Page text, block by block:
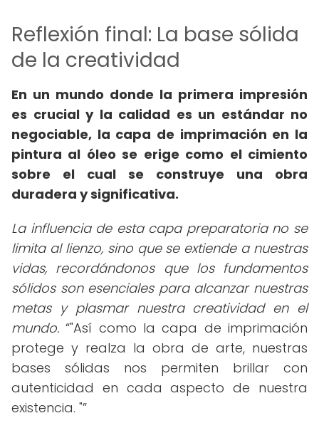
Reflexión final: La base sólida
de la creatividad
En un mundo donde la primera impresión
es crucial y la calidad es un estándar no
negociable, la capa de imprimación en la
pintura al óleo se erige como el cimiento
sobre el cual se construye una obra
duradera y significativa.
La influencia de esta capa preparatoria no se
limita al lienzo, sino que se extiende a nuestras
vidas, recordándonos que los fundamentos
sólidos son esenciales para alcanzar nuestras
metas y plasmar nuestra creatividad en el
mundo.
"Así como la capa de imprimación
protege y realza la obra de arte, nuestras
bases sólidas nos permiten brillar con
autenticidad en cada aspecto de nuestra
existencia. "